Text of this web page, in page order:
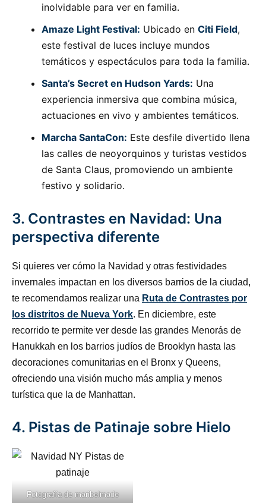
inolvidable para ver en familia.
Amaze Light Festival: Ubicado en Citi Field,
este festival de luces incluye mundos
temáticos y espectáculos para toda la familia.
Santa’s Secret en Hudson Yards: Una
experiencia inmersiva que combina música,
actuaciones en vivo y ambientes temáticos.
Marcha SantaCon: Este desfile divertido llena
las calles de neoyorquinos y turistas vestidos
de Santa Claus, promoviendo un ambiente
festivo y solidario.
3. Contrastes en Navidad: Una
perspectiva diferente
Si quieres ver cómo la Navidad y otras festividades
invernales impactan en los diversos barrios de la ciudad,
te recomendamos realizar una Ruta de Contrastes por
los distritos de Nueva York. En diciembre, este
recorrido te permite ver desde las grandes Menorás de
Hanukkah en los barrios judíos de Brooklyn hasta las
decoraciones comunitarias en el Bronx y Queens,
ofreciendo una visión mucho más amplia y menos
turística que la de Manhattan.
4. Pistas de Patinaje sobre Hielo
Fotografía demaribelmade